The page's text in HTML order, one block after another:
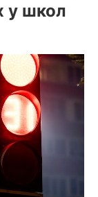
у школ